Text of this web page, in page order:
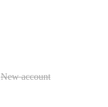
New account